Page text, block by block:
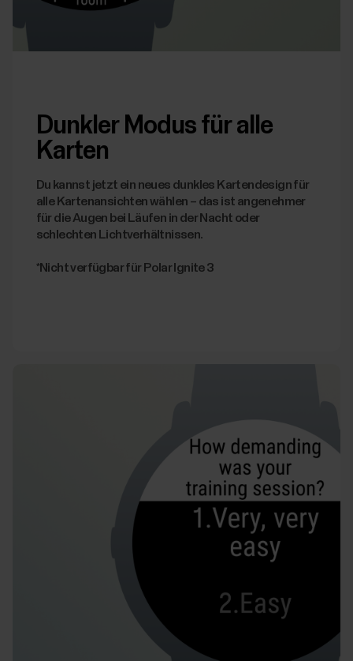
Dunkler Modus für alle
Karten
Du kannst jetzt ein neues dunkles Kartendesign für
alle Kartenansichten wählen – das ist angenehmer
für die Augen bei Läufen in der Nacht oder
schlechten Lichtverhältnissen.
*Nicht verfügbar für Polar Ignite 3